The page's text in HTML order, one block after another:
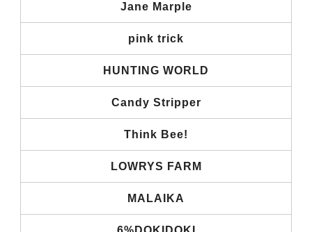
Jane Marple
pink trick
HUNTING WORLD
Candy Stripper
Think Bee!
LOWRYS FARM
MALAIKA